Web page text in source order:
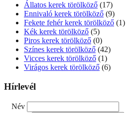
Állatos kerek törölköző (17)
Ennivaló kerek törölköző (9)
Fekete fehér kerek törölköző (1)
Kék kerek törölköző (5)
Piros kerek törölköző (0)
Színes kerek törölköző (42)
Vicces kerek törölköző (1)
Virágos kerek törölköző (6)
Hírlevél
Név